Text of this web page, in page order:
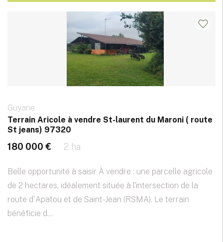
Guyane
Terrain Aricole à vendre St-laurent du Maroni ( route
St jeans) 97320
180 000 € 2 ha
Belle opportunité à saisir À vendre : une parcelle agricole
de 2 hectares, idéalement située à l'intersection de la
route d'Apatou et de Saint-Jean (RSMA). Le terrain
bénéficie d...